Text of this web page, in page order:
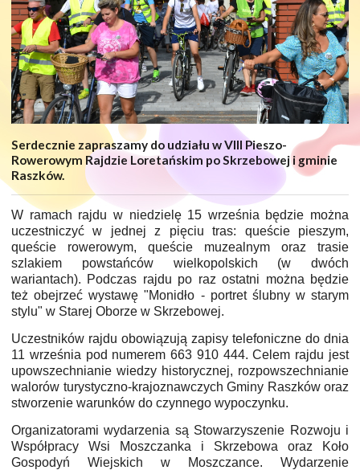
Serdecznie zapraszamy do udziału w VIII Pieszo-
Rowerowym Rajdzie Loretańskim po Skrzebowej i gminie
Raszków.
W ramach rajdu w niedzielę 15 września będzie można
uczestniczyć w jednej z pięciu tras: queście pieszym,
queście rowerowym, queście muzealnym oraz trasie
szlakiem powstańców wielkopolskich (w dwóch
wariantach). Podczas rajdu po raz ostatni można będzie
też obejrzeć wystawę "Monidło - portret ślubny w starym
stylu" w Starej Oborze w Skrzebowej.
Uczestników rajdu obowiązują zapisy telefoniczne do dnia
11 września pod numerem 663 910 444. Celem rajdu jest
upowszechnianie wiedzy historycznej, rozpowszechnianie
walorów turystyczno-krajoznawczych Gminy Raszków oraz
stworzenie warunków do czynnego wypoczynku.
Organizatorami wydarzenia są Stowarzyszenie Rozwoju i
Współpracy Wsi Moszczanka i Skrzebowa oraz Koło
Gospodyń Wiejskich w Moszczance. Wydarzenie